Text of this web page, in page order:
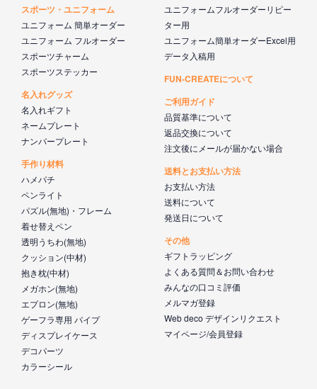
スポーツ・ユニフォーム
ユニフォーム 簡単オーダー
ユニフォーム フルオーダー
スポーツチャーム
スポーツステッカー
名入れグッズ
名入れギフト
ネームプレート
ナンバープレート
手作り材料
ハメパチ
ペンライト
パズル(無地)・フレーム
着せ替えペン
透明うちわ(無地)
クッション(中材)
抱き枕(中材)
メガホン(無地)
エプロン(無地)
ゲーフラ専用 パイプ
ディスプレイケース
デコパーツ
カラーシール
ユニフォームフルオーダーリピー
ター用
ユニフォーム簡単オーダーExcel用
データ入稿用
FUN-CREATEについて
ご利用ガイド
品質基準について
返品交換について
注文後にメールが届かない場合
送料とお支払い方法
お支払い方法
送料について
発送日について
その他
ギフトラッピング
よくある質問＆お問い合わせ
みんなの口コミ評価
メルマガ登録
Web deco デザインリクエスト
マイページ/会員登録